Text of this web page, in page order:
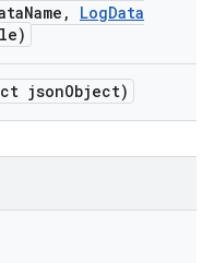
Name , LogData
jsonObject)